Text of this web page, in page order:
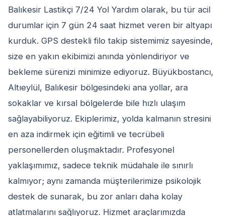
Balıkesir Lastikçi 7/24 Yol Yardım olarak, bu tür acil
durumlar için 7 gün 24 saat hizmet veren bir altyapı
kurduk. GPS destekli filo takip sistemimiz sayesinde,
size en yakın ekibimizi anında yönlendiriyor ve
bekleme sürenizi minimize ediyoruz. Büyükbostancı,
Altıeylül, Balıkesir bölgesindeki ana yollar, ara
sokaklar ve kırsal bölgelerde bile hızlı ulaşım
sağlayabiliyoruz. Ekiplerimiz, yolda kalmanın stresini
en aza indirmek için eğitimli ve tecrübeli
personellerden oluşmaktadır. Profesyonel
yaklaşımımız, sadece teknik müdahale ile sınırlı
kalmıyor; aynı zamanda müşterilerimize psikolojik
destek de sunarak, bu zor anları daha kolay
atlatmalarını sağlıyoruz. Hizmet araçlarımızda